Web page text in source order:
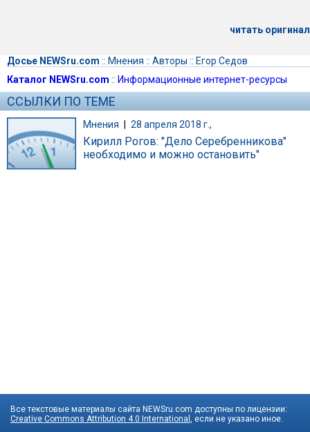
читать оригинал
Досье NEWSru.com :: Мнения :: Авторы :: Егор Седов
Каталог NEWSru.com :: Информационные интернет-ресурсы
ССЫЛКИ ПО ТЕМЕ
Мнения | 28 апреля 2018 г.,
Кирилл Рогов: "Дело Серебренникова"
необходимо и можно остановить"
Все текстовые материалы сайта NEWSru.com доступны по лицензии:
Creative Commons Attribution 4.0 International
, если не указано иное.